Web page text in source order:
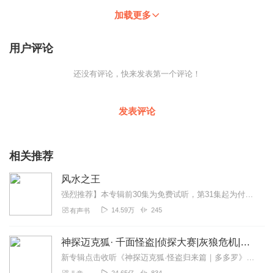
加载更多
用户评论
还没有评论，快来发表第一个评论！
发表评论
相关推荐
风水之王
强烈推荐】本专辑前30集为免费试听，第31集起为付费音频。日更2集，不定时爆更，多多评论订阅可加更哦~【内容介绍】小道士张青云，作为仙居观未来继承人表示压力贼大...
有声书 14.59万 245
神探迈克狐· 千面怪盗|侦探大赛|灰狼危机|多多罗
新专辑点击收听《神探迈克狐·怪盗归来篇｜多多罗》！！！>>>点击进入主播橱窗购买《神探迈克狐》系列图书吧!<<<多多罗故事【点击前往】收听多多罗其他好玩有趣的故...